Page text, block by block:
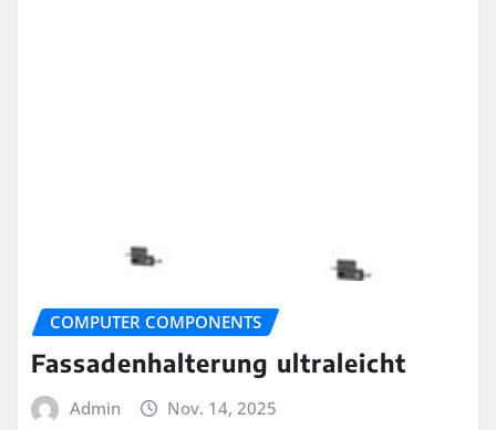
COMPUTER COMPONENTS
Fassadenhalterung ultraleicht
Admin Nov. 14, 2025